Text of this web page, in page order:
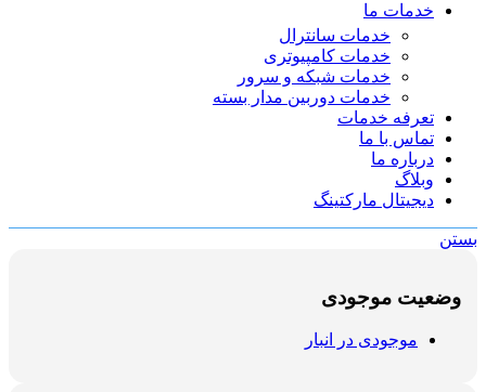
خدمات ما
خدمات سانترال
خدمات کامپیوتری
خدمات شبکه و سرور
خدمات دوربین مدار بسته
تعرفه خدمات
تماس با ما
درباره ما
وبلاگ
دیجیتال مارکتینگ
بستن
وضعیت موجودی
موجودی در انبار